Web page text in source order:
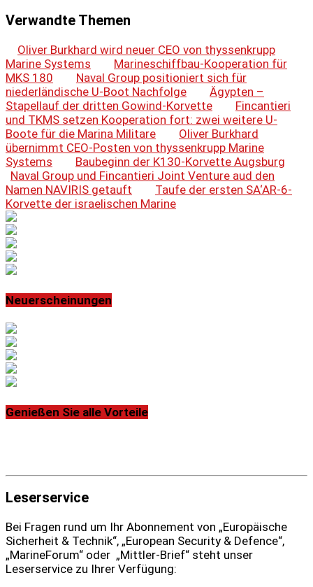
Verwandte Themen
Oliver Burkhard wird neuer CEO von thyssenkrupp
Marine Systems
Marineschiffbau-Kooperation für
MKS 180
Naval Group positioniert sich für
niederländische U-Boot Nachfolge
Ägypten –
Stapellauf der dritten Gowind-Korvette
Fincantieri
und TKMS setzen Kooperation fort: zwei weitere U-
Boote für die Marina Militare
Oliver Burkhard
übernimmt CEO-Posten von thyssenkrupp Marine
Systems
Baubeginn der K130-Korvette Augsburg
Naval Group und Fincantieri Joint Venture aud den
Namen NAVIRIS getauft
Taufe der ersten SA‘AR-6-
Korvette der israelischen Marine
Neuerscheinungen
Genießen Sie alle Vorteile
Leserservice
Bei Fragen rund um Ihr Abonnement von „Europäische
Sicherheit & Technik“, „European Security & Defence“,
„MarineForum“ oder „Mittler-Brief“ steht unser
Leserservice zu Ihrer Verfügung: